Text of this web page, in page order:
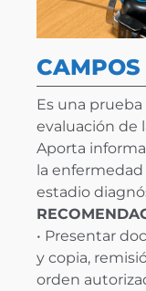
Es una
evaluación de
Aporta
la
estadio
• Presentar
y copia,
orden